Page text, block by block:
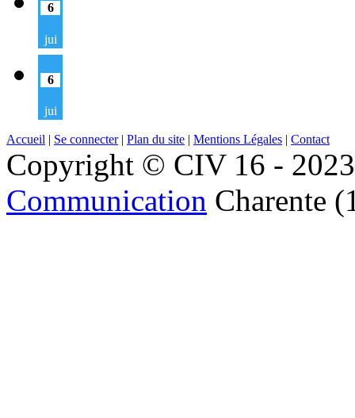
6
jui
6
jui
Accueil | Se connecter| Plan du site | Mentions Légales | Contact
Copyright © CIV 16 -
Communication Charente